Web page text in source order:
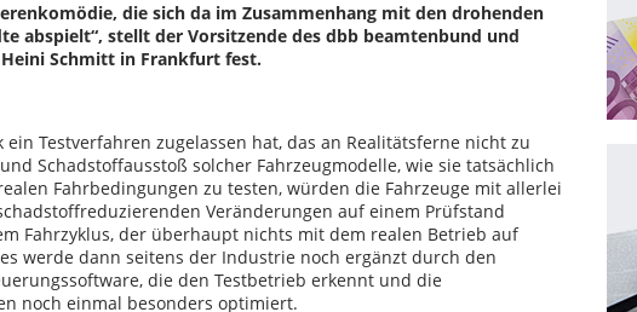
die sich da im Zusammenhang mit den drohenden
abspielt“, stellt der Vorsitzende des dbb beamtenbund und
Schmitt in Frankfurt fest.
Testverfahren zugelassen hat, das an Realitätsferne nicht zu
Schadstoffausstoß solcher Fahrzeugmodelle, wie sie tatsächlich
Fahrbedingungen zu testen, würden die Fahrzeuge mit allerlei
Veränderungen auf einem Prüfstand
Fahrzyklus, der überhaupt nichts mit dem realen Betrieb auf
werde dann seitens der Industrie noch ergänzt durch den
die den Testbetrieb erkennt und die
noch einmal besonders optimiert.